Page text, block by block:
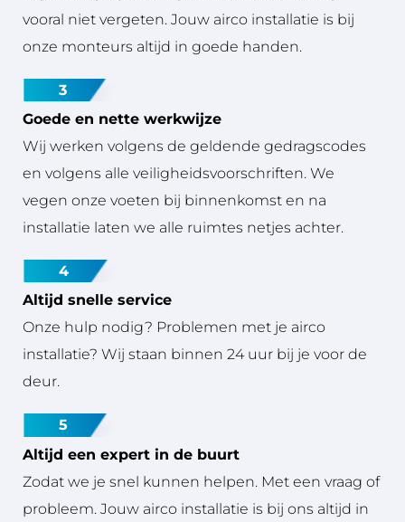
vooral niet vergeten. Jouw airco installatie is bij
onze monteurs altijd in goede handen.
3
Goede en nette werkwijze
Wij werken volgens de geldende gedragscodes
en volgens alle veiligheidsvoorschriften. We
vegen onze voeten bij binnenkomst en na
installatie laten we alle ruimtes netjes achter.
4
Altijd snelle service
Onze hulp nodig? Problemen met je airco
installatie? Wij staan binnen 24 uur bij je voor de
deur.
5
Altijd een expert in de buurt
Zodat we je snel kunnen helpen. Met een vraag of
probleem. Jouw airco installatie is bij ons altijd in